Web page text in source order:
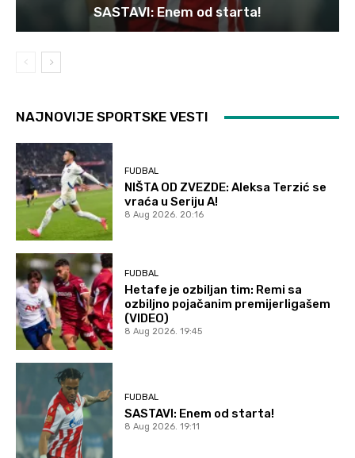
SASTAVI: Enem od starta!
NAJNOVIJE SPORTSKE VESTI
FUDBAL
NIŠTA OD ZVEZDE: Aleksa Terzić se
vraća u Seriju A!
8 Aug 2026. 20:16
FUDBAL
Hetafe je ozbiljan tim: Remi sa
ozbiljno pojačanim premijerligašem
(VIDEO)
8 Aug 2026. 19:45
FUDBAL
SASTAVI: Enem od starta!
8 Aug 2026. 19:11